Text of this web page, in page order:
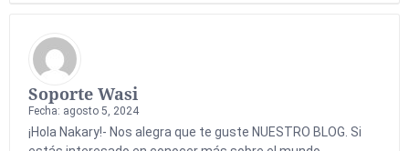
Soporte Wasi
Fecha: agosto 5, 2024
¡Hola Nakary!- Nos alegra que te guste NUESTRO BLOG. Si